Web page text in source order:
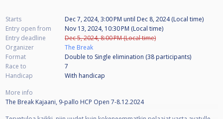
Starts Dec 7, 2024, 3:00 PM until Dec 8, 2024 (Local time)
Entry open from
Nov 13, 2024, 10:30 PM (Local time)
Entry deadline
Dec 5, 2024, 8:00 PM (Local time)
Organizer
The Break
Format
Double to Single elimination (38 participants)
Race to
7
Handicap
With handicap
More info
The Break Kajaani, 9-pallo HCP Open 7-8.12.2024